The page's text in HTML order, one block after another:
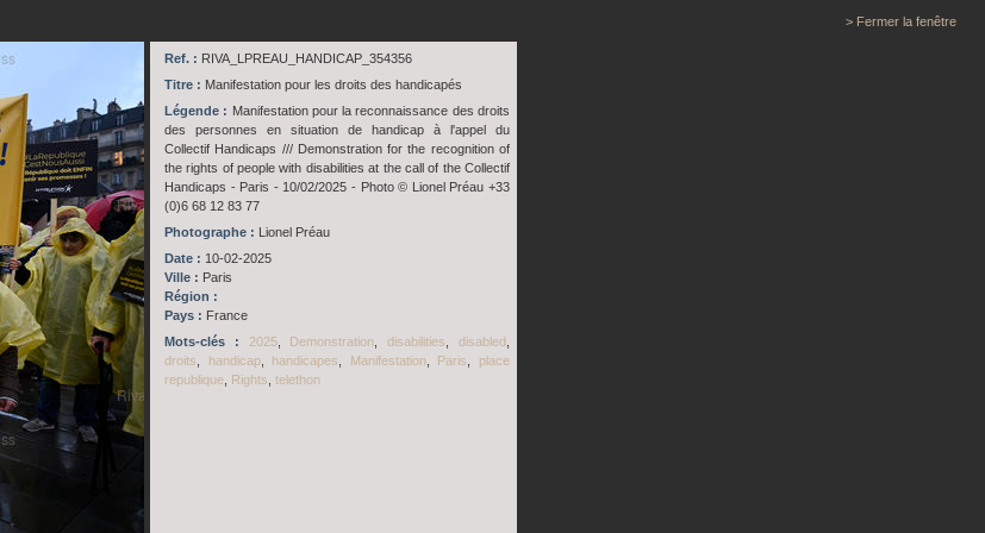
> Fermer la fenêtre
Ref. : RIVA_LPREAU_HANDICAP_354356
Titre : Manifestation pour les droits des handicapés
Légende : Manifestation pour la reconnaissance des droits
des personnes en situation de handicap à l'appel du
Collectif Handicaps /// Demonstration for the recognition of
the rights of people with disabilities at the call of the Collectif
Handicaps - Paris - 10/02/2025 - Photo © Lionel Préau +33
(0)6 68 12 83 77
Photographe : Lionel Préau
Date : 10-02-2025
Ville : Paris
Région :
Pays : France
Mots-clés :
2025, Demonstration ,disabilities ,disabled
droits
handicap, handicapes Manifestation, Paris
place
republique Rights telethon